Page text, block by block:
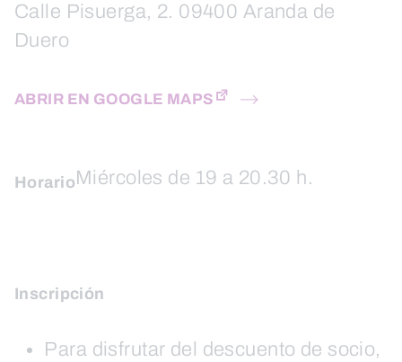
Calle Pisuerga, 2. 09400 Aranda de
Duero
ABRIR EN GOOGLE MAPS
HorarioMiércoles de 19 a 20.30 h.
Inscripción
Para disfrutar del descuento de socio,